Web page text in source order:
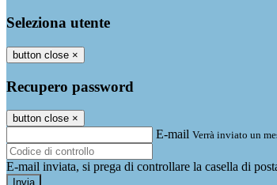
Seleziona utente
button close ×
Recupero password
button close ×
E-mail Verrà inviato un
E-mail inviata, si prega di controllare la casella di